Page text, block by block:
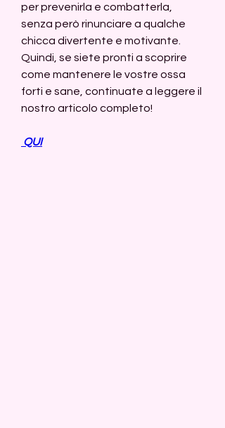
per prevenirla e combatterla,
senza però rinunciare a qualche
chicca divertente e motivante.
Quindi, se siete pronti a scoprire
come mantenere le vostre ossa
forti e sane, continuate a leggere il
nostro articolo completo!
QUI